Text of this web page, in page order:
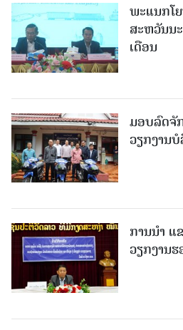
ພະແນກໂ
ສະຫວັນນ
ເດືອນ
ມອບລົດຈັ
ວຽກງານ
ການນຳ ແ
ວຽກງານ